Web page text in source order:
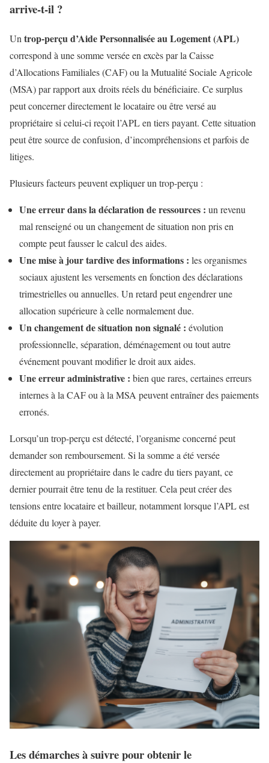
arrive-t-il ?
Un trop-perçu d’Aide Personnalisée au Logement (APL)
correspond à une somme versée en excès par la Caisse
d’Allocations Familiales (CAF) ou la Mutualité Sociale Agricole
(MSA) par rapport aux droits réels du bénéficiaire. Ce surplus
peut concerner directement le locataire ou être versé au
propriétaire si celui-ci reçoit l’APL en tiers payant. Cette situation
peut être source de confusion, d’incompréhensions et parfois de
litiges.
Plusieurs facteurs peuvent expliquer un trop-perçu :
Une erreur dans la déclaration de ressources : un revenu
mal renseigné ou un changement de situation non pris en
compte peut fausser le calcul des aides.
Une mise à jour tardive des informations : les organismes
sociaux ajustent les versements en fonction des déclarations
trimestrielles ou annuelles. Un retard peut engendrer une
allocation supérieure à celle normalement due.
Un changement de situation non signalé : évolution
professionnelle, séparation, déménagement ou tout autre
événement pouvant modifier le droit aux aides.
Une erreur administrative : bien que rares, certaines erreurs
internes à la CAF ou à la MSA peuvent entraîner des paiements
erronés.
Lorsqu’un trop-perçu est détecté, l’organisme concerné peut
demander son remboursement. Si la somme a été versée
directement au propriétaire dans le cadre du tiers payant, ce
dernier pourrait être tenu de la restituer. Cela peut créer des
tensions entre locataire et bailleur, notamment lorsque l’APL est
déduite du loyer à payer.
Les démarches à suivre pour obtenir le